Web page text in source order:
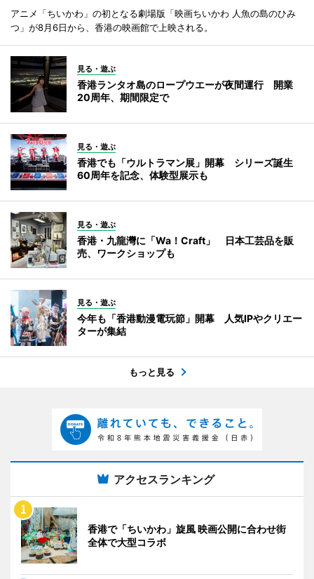
アニメ「ちいかわ」の初となる劇場版「映画ちいかわ 人魚の島のひみ
つ」が8月6日から、香港の映画館で上映される。
見る・遊ぶ
香港ランタオ島のロープウエーが夜間運行 開業
20周年、期間限定で
見る・遊ぶ
香港でも「ウルトラマン展」開幕 シリーズ誕生
60周年を記念、体験型展示も
見る・遊ぶ
香港・九龍灣に「Wa！Craft」 日本工芸品を販
売、ワークショップも
見る・遊ぶ
今年も「香港動漫電玩節」開幕 人気IPやクリエー
ターが集結
もっと見る
アクセスランキング
香港で「ちいかわ」旋風 映画公開に合わせ街
全体で大型コラボ